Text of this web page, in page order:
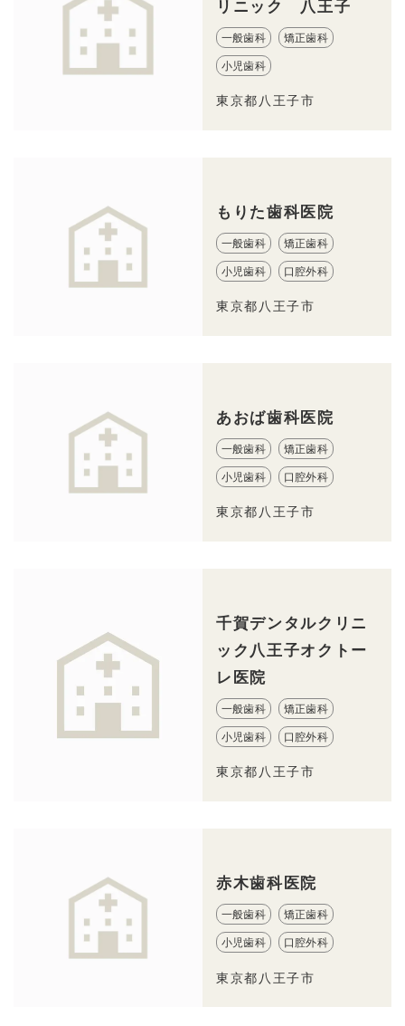
リニック 八王子
一般歯科 矯正歯科
小児歯科
東京都八王子市
もりた歯科医院
一般歯科 矯正歯科
小児歯科 口腔外科
東京都八王子市
あおば歯科医院
一般歯科 矯正歯科
小児歯科 口腔外科
東京都八王子市
千賀デンタルクリニ
ック八王子オクトー
レ医院
一般歯科 矯正歯科
小児歯科 口腔外科
東京都八王子市
赤木歯科医院
一般歯科 矯正歯科
小児歯科 口腔外科
東京都八王子市